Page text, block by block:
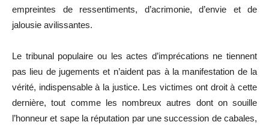
empreintes de ressentiments, d’acrimonie, d’envie et de
jalousie avilissantes.
Le tribunal populaire ou les actes d’imprécations ne tiennent
pas lieu de jugements et n’aident pas à la manifestation de la
vérité, indispensable à la justice. Les victimes ont droit à cette
dernière, tout comme les nombreux autres dont on souille
l’honneur et sape la réputation par une succession de cabales,